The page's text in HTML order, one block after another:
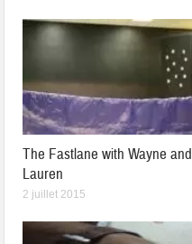
The Fastlane with Wayne and
Lauren
2 juillet 2015